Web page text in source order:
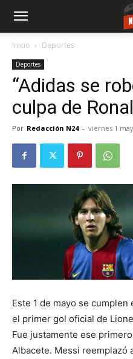
Inicio Deportes
Deportes
“Adidas se
culpa de
Por Redacción N24 - viernes 1
Este 1 de mayo se
el primer gol oficial de
Fue justamente ese
Albacete. Messi reemplazó